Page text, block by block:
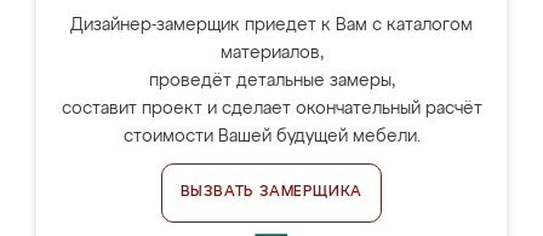
Дизайнер-замерщик приедет к Вам с каталогом
материалов,
проведёт детальные замеры,
составит проект и сделает окончательный расчёт
стоимости Вашей будущей мебели.
ВЫЗВАТЬ ЗАМЕРЩИКА